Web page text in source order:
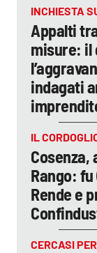
INCHIESTA
Appalti
misure: il
indagati
IL
Cosenza,
Rango:
Rende e
CERCASI